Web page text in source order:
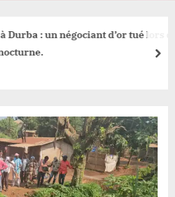
négociant d’or tué lors d’un